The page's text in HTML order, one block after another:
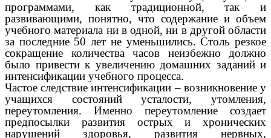
программами, как традиционной, так и
развивающими, понятно, что содержание и объем
учебного материала ни в одной, ни в другой области
за последние 50 лет не уменьшились. Столь резкое
сокращение количества часов неизбежно должно
было привести к увеличению домашних заданий и
интенсификации учебного процесса.
Частое следствие интенсификации – возникновение у
учащихся состояний усталости, утомления,
переутомления. Именно переутомление создает
предпосылки развития острых и хронических
нарушений здоровья, развития нервных,